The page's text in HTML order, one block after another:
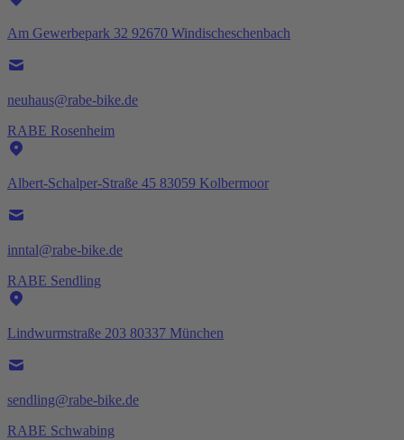
Am Gewerbepark 32 92670 Windischeschenbach
neuhaus@rabe-bike.de
RABE Rosenheim
Albert-Schalper-Straße 45 83059 Kolbermoor
inntal@rabe-bike.de
RABE Sendling
Lindwurmstraße 203 80337 München
sendling@rabe-bike.de
RABE Schwabing